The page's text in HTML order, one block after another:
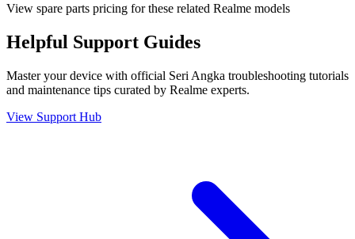
View spare parts pricing for these related Realme models
Helpful Support Guides
Master your device with official Seri Angka troubleshooting tutorials
and maintenance tips curated by Realme experts.
View Support Hub